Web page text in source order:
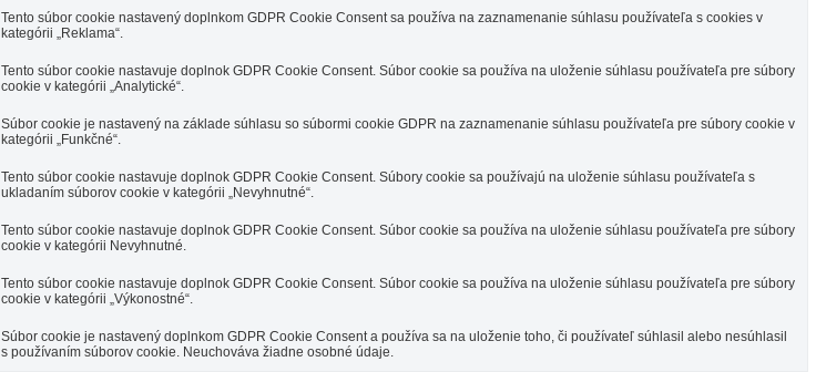
Tento súbor cookie nastavený doplnkom GDPR Cookie Consent sa používa na zaznamenanie súhlasu používateľa s cookies v
kategórii „Reklama“.
Tento súbor cookie nastavuje doplnok GDPR Cookie Consent. Súbor cookie sa používa na uloženie súhlasu používateľa pre súbory
cookie v kategórii „Analytické“.
Súbor cookie je nastavený na základe súhlasu so súbormi cookie GDPR na zaznamenanie súhlasu používateľa pre súbory cookie v
kategórii „Funkčné“.
Tento súbor cookie nastavuje doplnok GDPR Cookie Consent. Súbory cookie sa používajú na uloženie súhlasu používateľa s
ukladaním súborov cookie v kategórii „Nevyhnutné“.
Tento súbor cookie nastavuje doplnok GDPR Cookie Consent. Súbor cookie sa používa na uloženie súhlasu používateľa pre súbory
cookie v kategórii Nevyhnutné.
Tento súbor cookie nastavuje doplnok GDPR Cookie Consent. Súbor cookie sa používa na uloženie súhlasu používateľa pre súbory
cookie v kategórii „Výkonostné“.
Súbor cookie je nastavený doplnkom GDPR Cookie Consent a používa sa na uloženie toho, či používateľ súhlasil alebo nesúhlasil
s používaním súborov cookie. Neuchováva žiadne osobné údaje.